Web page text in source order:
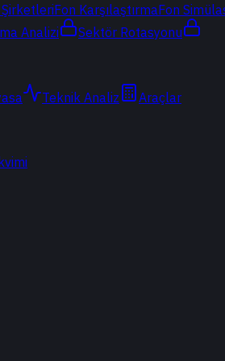
Fon KarşılaştırmaFon
Analizi Sektör Rotasyonu
Teknik Analiz
Araçlar